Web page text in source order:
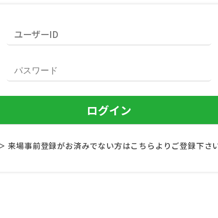
来場事前登録がお済みでない方はこちらよりご登録下さ